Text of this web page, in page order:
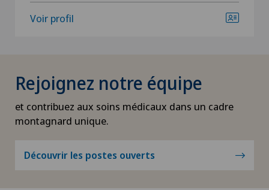
Voir profil
Rejoignez notre équipe
et contribuez aux soins médicaux dans un cadre
montagnard unique.
Découvrir les postes ouverts